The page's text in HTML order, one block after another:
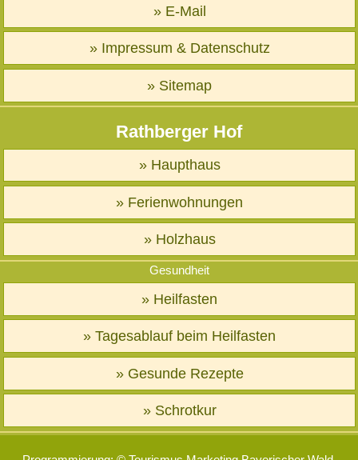
» E-Mail
» Impressum & Datenschutz
» Sitemap
Rathberger Hof
» Haupthaus
» Ferienwohnungen
» Holzhaus
Gesundheit
» Heilfasten
» Tagesablauf beim Heilfasten
» Gesunde Rezepte
» Schrotkur